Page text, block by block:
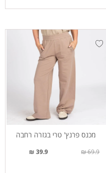
מכנס פרנץ' טרי בגזרה רחבה
39.9 ₪ 69.9 ₪